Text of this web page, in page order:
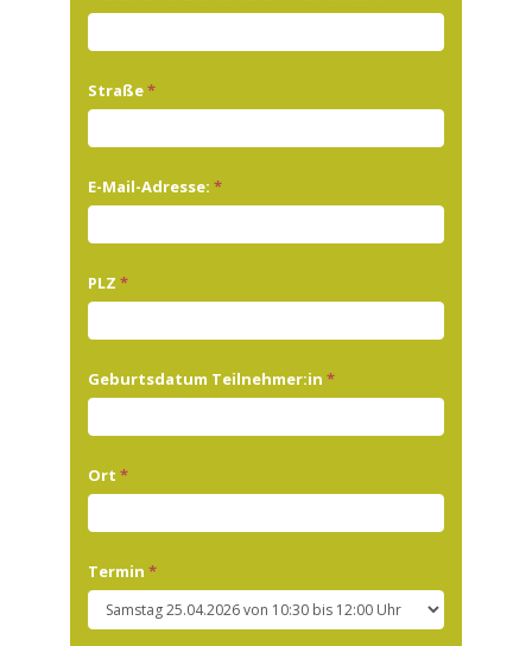
Straße*
E-Mail-Adresse: *
PLZ *
Geburtsdatum Teilnehmer:in *
Ort *
Termin *